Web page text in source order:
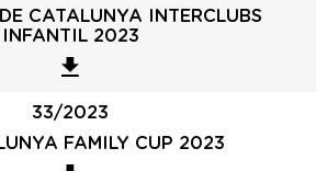
CATALUNYA INTERCLUBS
INFANTIL 2023
33/2023
FAMILY CUP 2023